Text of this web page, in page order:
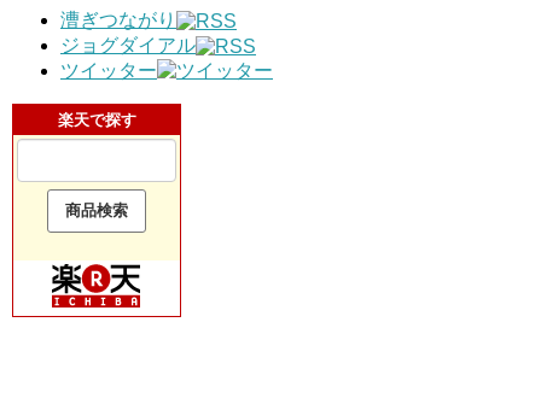
漕ぎつながり
ジョグダイアル
ツイッター
楽天で探す